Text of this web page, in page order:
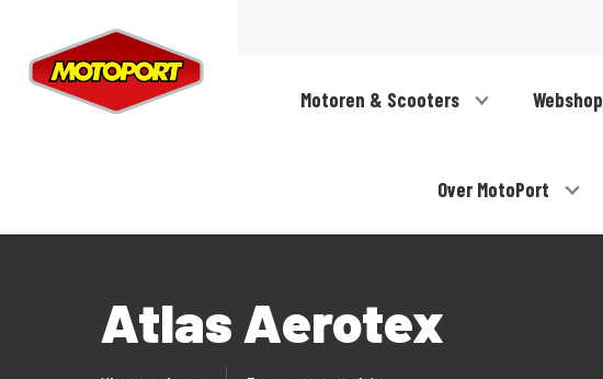
Motoren & Scooters Webshop
Over MotoPort
Atlas Aerotex